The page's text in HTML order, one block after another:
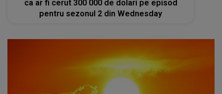
ca ar fi cerut 300 000 de dolari pe episod
pentru sezonul 2 din Wednesday